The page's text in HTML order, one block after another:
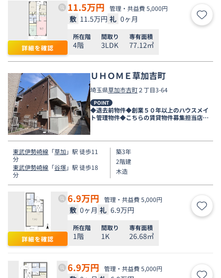
詳細を確認
11.5万円 管理・共益費 5,000円
敷 11.5万円 礼 0ヶ月 お気
所在階
4階
間取り
3LDK
専有面積
77.12㎡
ＵＨＯＭＥ草加吉町
埼玉県草加市吉町２丁目3-64
POINT
◆退去前物件◆創業５０年以上のハウスメイ
ト管理物件◆こちらの賃貸物件募集担当店舗
東武伊勢崎線 「草加 」駅 徒歩11
分
東武伊勢崎線 「谷塚」駅 徒歩18
分
築3年
2階建
木造
詳細を確認
6.9万円 管理・共益費 5,000円
敷 0ヶ月 礼 6.9万円 お気
所在階
1階
間取り
1K
専有面積
26.68㎡
6.9万円 管理・共益費 5,000円